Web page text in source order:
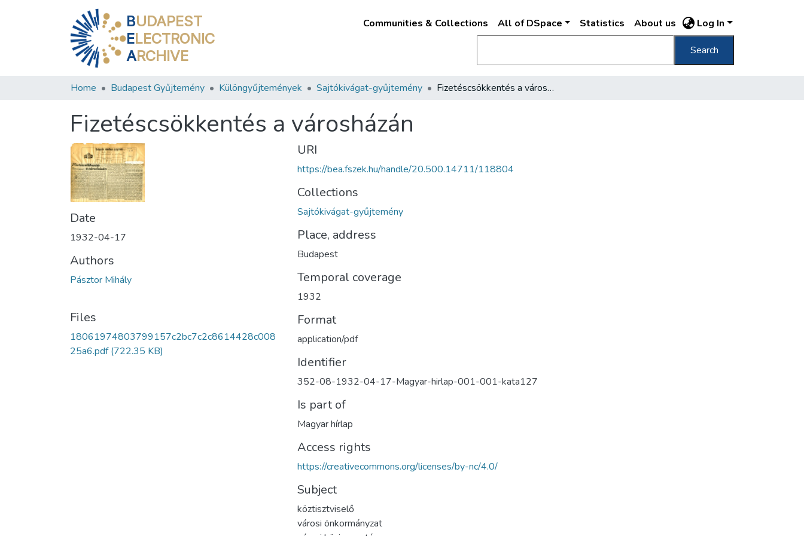
BUDAPEST
ELECTRONIC
ARCHIVE
Communities & Collections All of DSpace Statistics About us Log In
Search
Home Budapest Gyűjtemény Különgyűjtemények Sajtókivágat-gyűjtemény Fizetéscsökkentés a városházán
Fizetéscsökkentés a városházán
Date
1932-04-17
Authors
Pásztor Mihály
Files
18061974803799157c2bc7c2c8614428c008
25a6.pdf(722.35 KB)
URI
https://bea.fszek.hu/handle/20.500.14711/118804
Collections
Sajtókivágat-gyűjtemény
Place, address
Budapest
Temporal coverage
1932
Format
application/pdf
Identifier
352-08-1932-04-17-Magyar-hirlap-001-001-kata127
Is part of
Magyar hírlap
Access rights
https://creativecommons.org/licenses/by-nc/4.0/
Subject
köztisztviselő
városi önkormányzat